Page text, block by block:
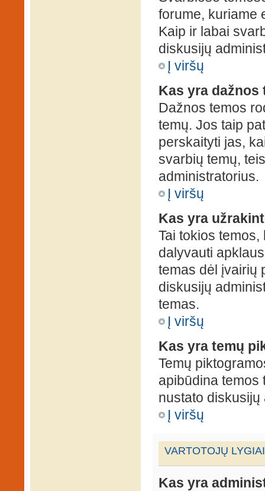
forume, kuriame
Kaip ir labai
diskusijų
Į viršų
Kas yra dažnos
Dažnos temos
temų. Jos taip
perskaityti jas,
svarbių temų,
administratorius.
Į viršų
Kas yra
Tai tokios
dalyvauti
temas dėl įvairių
diskusijų
temas.
Į viršų
Kas yra temų
Temų
apibūdina temos
nustato
Į viršų
VARTOTOJŲ
Kas yra